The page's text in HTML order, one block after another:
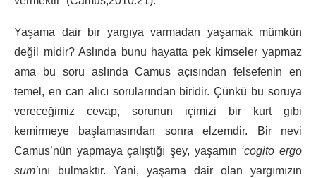
Yaşama dair bir yargıya varmadan yaşamak mümkün
değil midir? Aslında bunu hayatta pek kimseler yapmaz
ama bu soru aslında Camus açısından felsefenin en
temel, en can alıcı sorularından biridir. Çünkü bu soruya
vereceğimiz cevap, sorunun içimizi bir kurt gibi
kemirmeye başlamasından sonra elzemdir. Bir nevi
Camus’nün yapmaya çalıştığı şey, yaşamın ‘cogito ergo
sum’ını bulmaktır. Yani, yaşama dair olan yargımızın